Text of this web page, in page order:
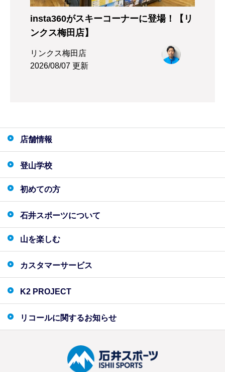
insta360がスキーコーナーに登場！【リ
ンクス梅田店】
リンクス梅田店
2026/08/07 更新
店舗情報
登山学校
初めての方
石井スポーツについて
山を楽しむ
カスタマーサービス
K2 PROJECT
リコールに関するお知らせ